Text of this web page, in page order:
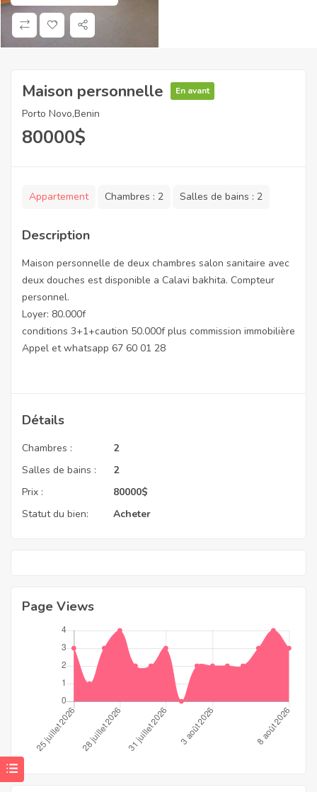
Maison personnelle En avant
Porto Novo,Benin
80000$
Appartement Chambres : 2 Salles de bains : 2
Description
Maison personnelle de deux chambres salon sanitaire avec
deux douches est disponible a Calavi bakhita. Compteur
personnel.
Loyer: 80.000f
conditions 3+1+caution 50.000f plus commission immobilière
Appel et whatsapp 67 60 01 28
Détails
Chambres :
2
Salles de bains :
2
Prix :
80000$
Statut du bien:
Acheter
Page Views